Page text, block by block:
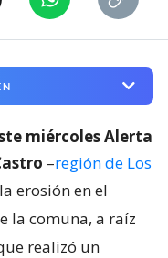
miércoles Alerta
–región de Los
erosión en el
la comuna, a raíz
realizó un